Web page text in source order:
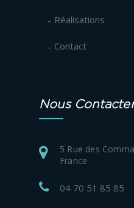
Réalisations
Contact
Nous
5 Rue des
France
04 70 51 85 85